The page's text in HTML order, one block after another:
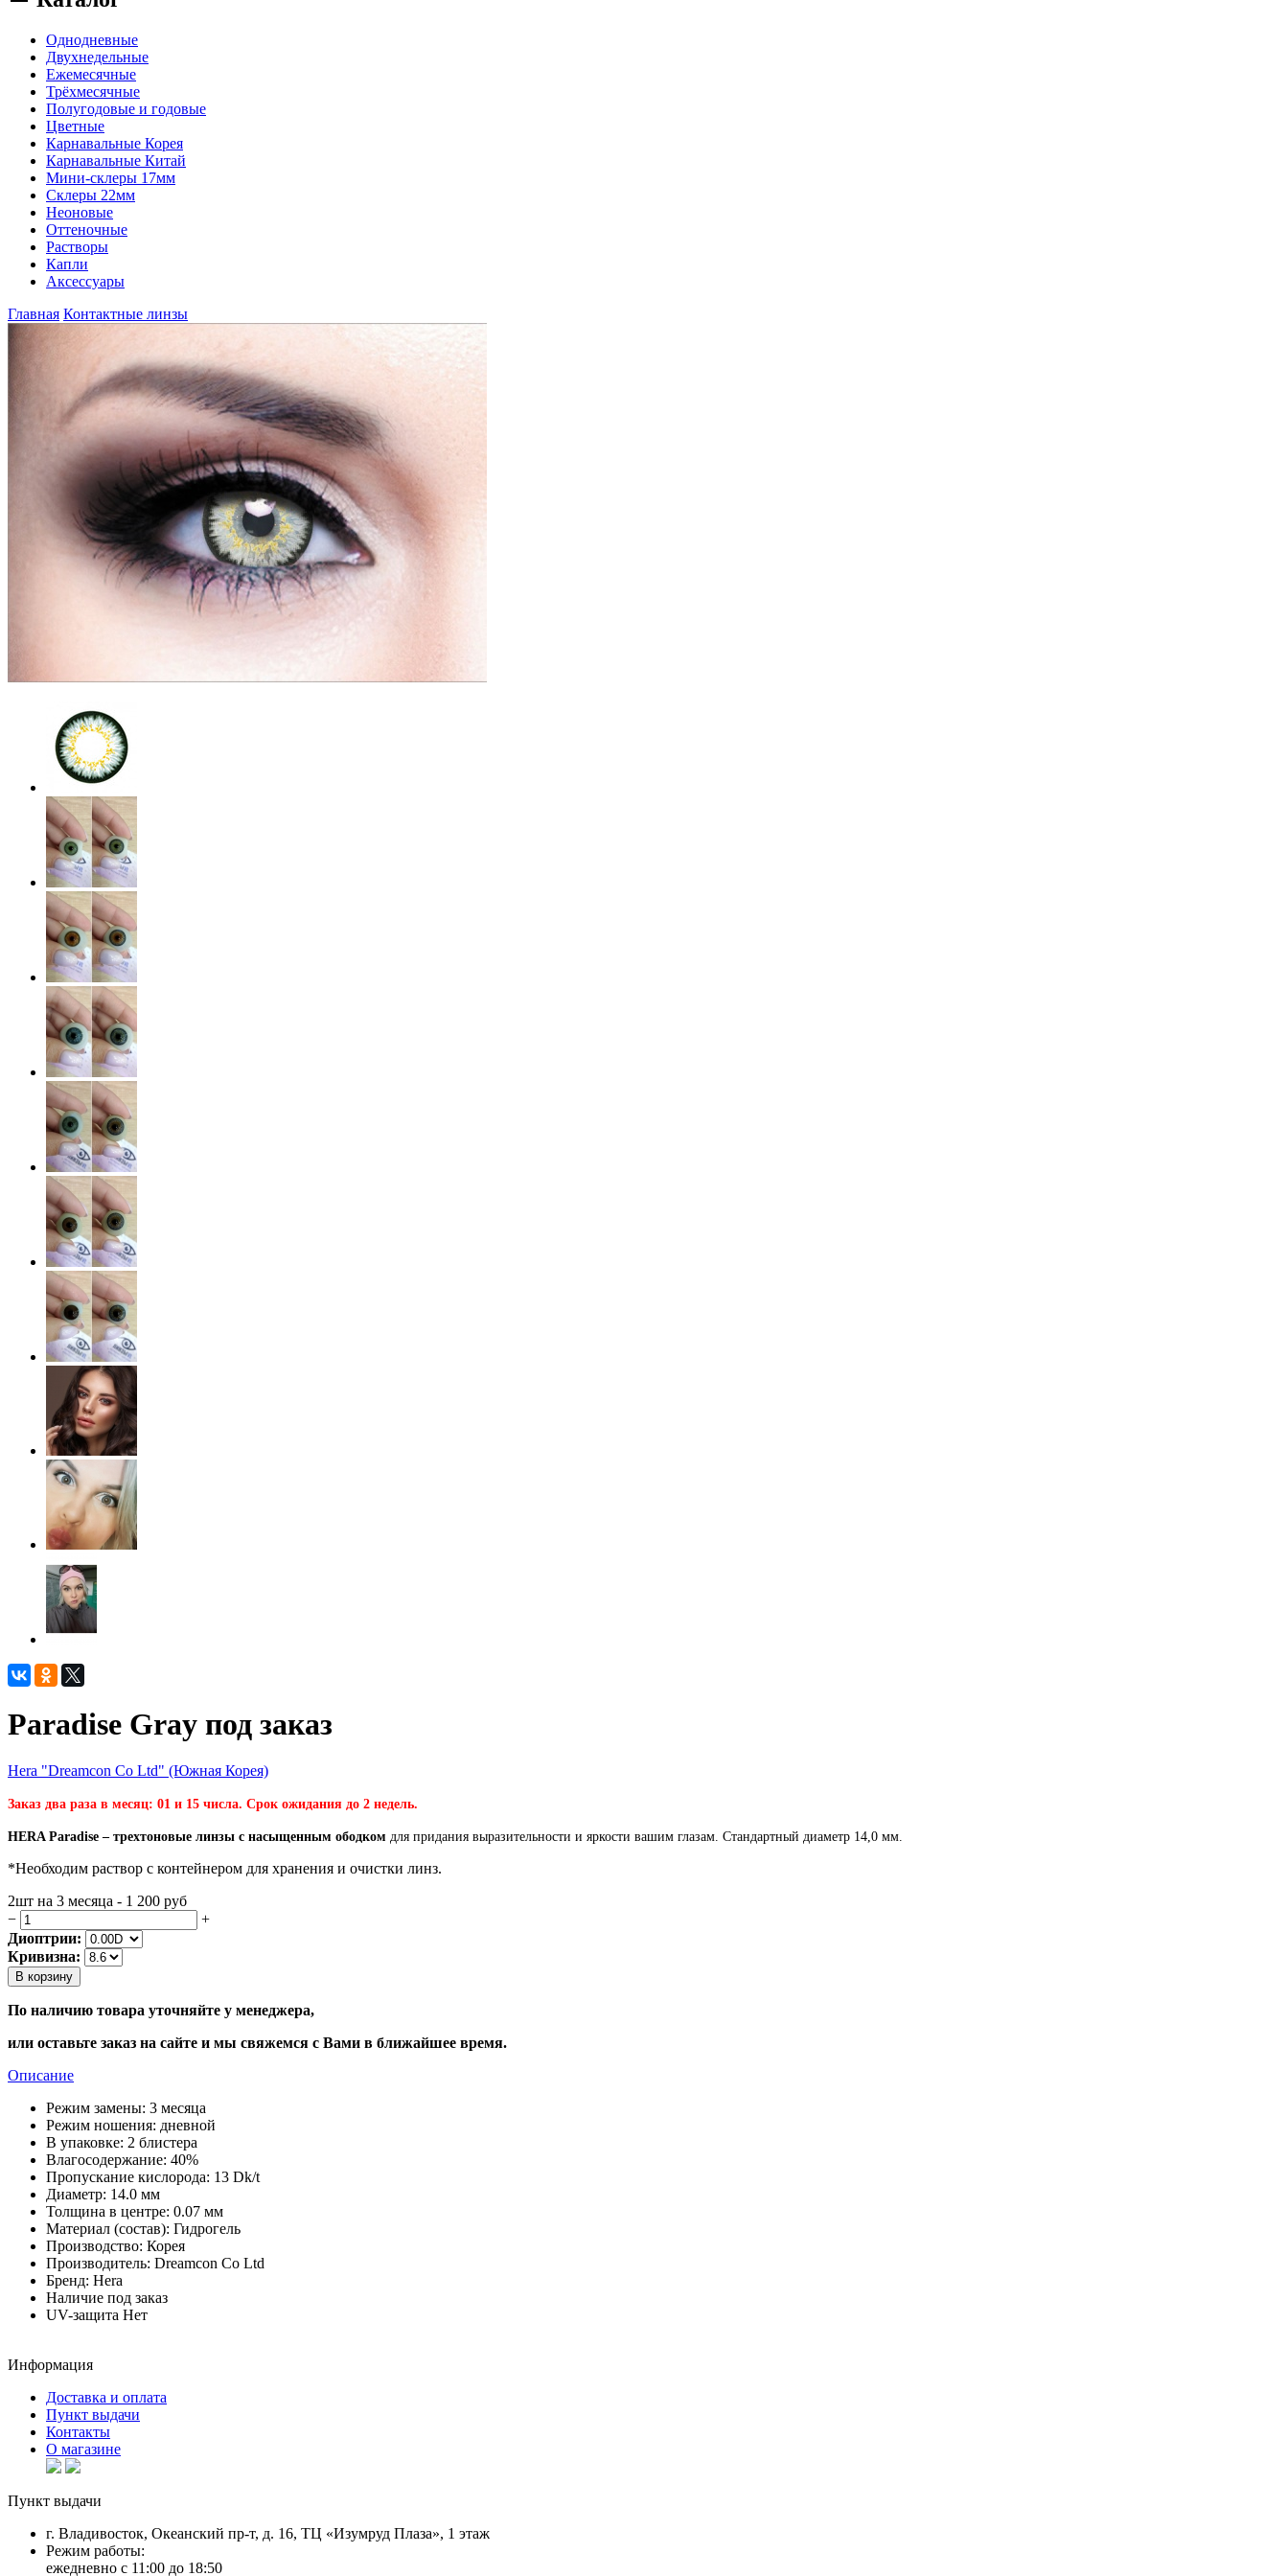
Однодневные
Двухнедельные
Ежемесячные
Трёхмесячные
Полугодовые и годовые
Цветные
Карнавальные Корея
Карнавальные Китай
Мини-склеры 17мм
Склеры 22мм
Неоновые
Оттеночные
Растворы
Капли
Аксессуары
Главная Контактные линзы
Paradise Gray под заказ
Hera "Dreamcon Co Ltd" (Южная Корея)
Заказ два раза в месяц: 01 и 15 числа. Срок ожидания до 2 недель.
HERA Paradise – трехтоновые линзы с насыщенным ободком для придания выразительности и яркости вашим глазам. Стандартный диаметр 14,0 мм.
*Необходим раствор с контейнером для хранения и очистки линз.
2шт на 3 месяца - 1 200 руб
−
+
Диоптрии:
Кривизна:
В корзину
По наличию товара уточняйте у менеджера,
или оставьте заказ на сайте и мы свяжемся с Вами в ближайшее время.
Описание
Режим замены: 3 месяца
Режим ношения: дневной
В упаковке: 2 блистера
Влагосодержание: 40%
Пропускание кислорода: 13 Dk/t
Диаметр: 14.0 мм
Толщина в центре: 0.07 мм
Материал (состав): Гидрогель
Производство: Корея
Производитель: Dreamcon Co Ltd
Бренд: Hera
Наличие под заказ
UV-защита Нет
Информация
Доставка и оплата
Пункт выдачи
Контакты
О магазине
Пункт выдачи
г. Владивосток, Океанский пр-т, д. 16, ТЦ «Изумруд Плаза», 1 этаж
Режим работы:
ежедневно с 11:00 до 18:50